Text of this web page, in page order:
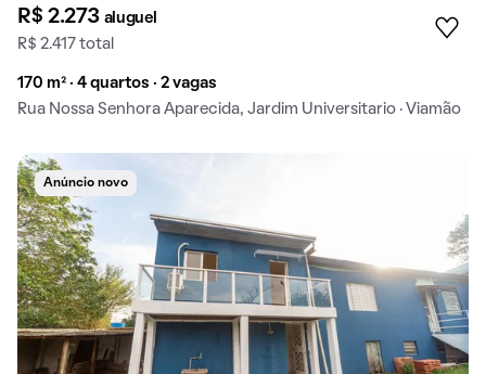
R$ 2.273 aluguel
R$ 2.417 total
170 m² · 4 quartos · 2 vagas
Rua Nossa Senhora Aparecida, Jardim Universitario · Viamão
Anúncio novo